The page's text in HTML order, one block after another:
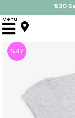
%30
İndirimlere
Menu
Anasayfa
%47